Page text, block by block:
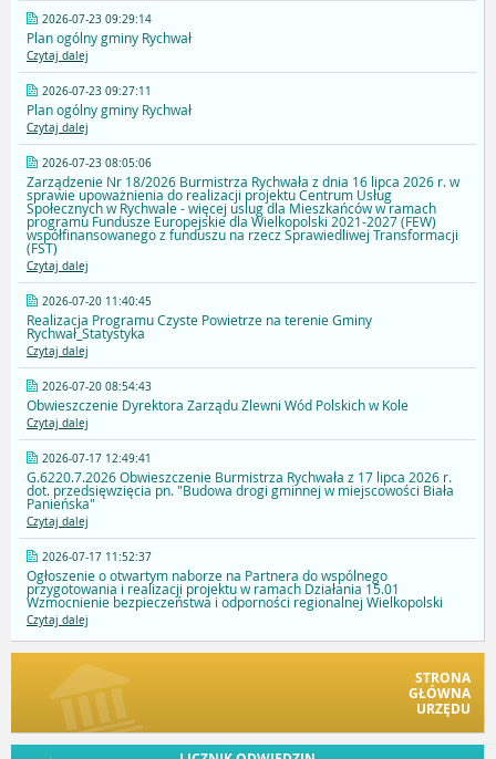
2026-07-23 09:29:14
Plan ogólny gminy Rychwał
Czytaj dalej
2026-07-23 09:27:11
Plan ogólny gminy Rychwał
Czytaj dalej
2026-07-23 08:05:06
Zarządzenie Nr 18/2026 Burmistrza Rychwała z dnia 16 lipca 2026 r. w
sprawie upoważnienia do realizacji projektu Centrum Usług
Społecznych w Rychwale - więcej uslug dla Mieszkańców w ramach
programu Fundusze Europejskie dla Wielkopolski 2021-2027 (FEW)
współfinansowanego z funduszu na rzecz Sprawiedliwej Transformacji
(FST)
Czytaj dalej
2026-07-20 11:40:45
Realizacja Programu Czyste Powietrze na terenie Gminy
Rychwał_Statystyka
Czytaj dalej
2026-07-20 08:54:43
Obwieszczenie Dyrektora Zarządu Zlewni Wód Polskich w Kole
Czytaj dalej
2026-07-17 12:49:41
G.6220.7.2026 Obwieszczenie Burmistrza Rychwała z 17 lipca 2026 r.
dot. przedsięwzięcia pn. "Budowa drogi gminnej w miejscowości Biała
Panieńska"
Czytaj dalej
2026-07-17 11:52:37
Ogłoszenie o otwartym naborze na Partnera do wspólnego
przygotowania i realizacji projektu w ramach Działania 15.01
Wzmocnienie bezpieczeństwa i odporności regionalnej Wielkopolski
Czytaj dalej
STRONA
GŁÓWNA
URZĘDU